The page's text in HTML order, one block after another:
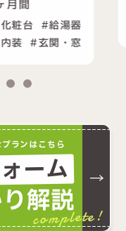
キッチン
ランはこちら
ーム
解説
complete!